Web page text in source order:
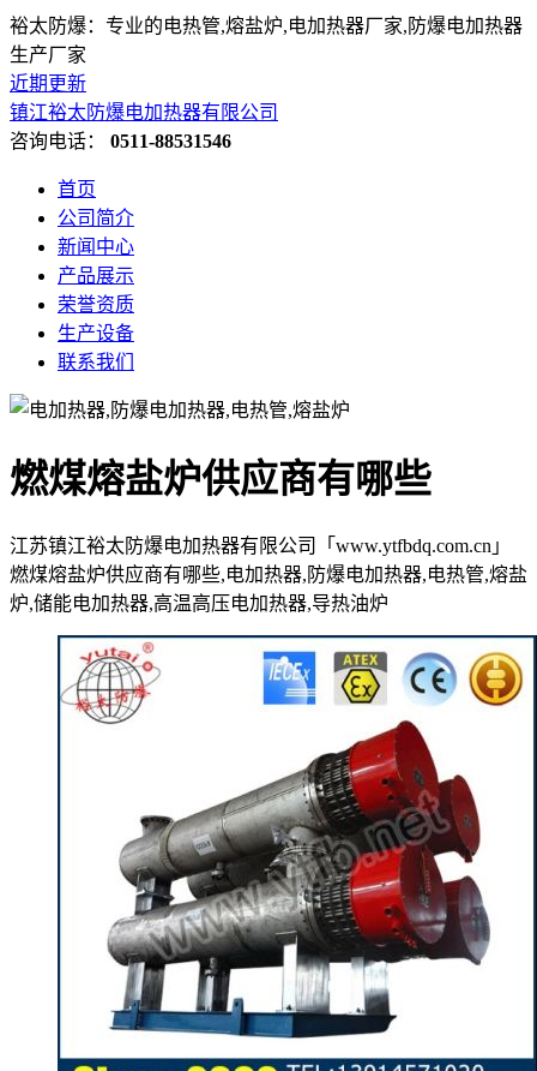
裕太防爆：专业的电热管,熔盐炉,电加热器厂家,防爆电加热器
生产厂家
近期更新
镇江裕太防爆电加热器有限公司
咨询电话： 0511-88531546
首页
公司简介
新闻中心
产品展示
荣誉资质
生产设备
联系我们
燃煤熔盐炉供应商有哪些
江苏镇江裕太防爆电加热器有限公司「www.ytfbdq.com.cn」
燃煤熔盐炉供应商有哪些,电加热器,防爆电加热器,电热管,熔盐
炉,储能电加热器,高温高压电加热器,导热油炉